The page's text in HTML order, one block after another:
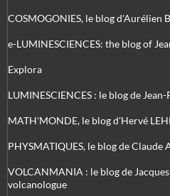
COSMOGONIES, le blog d'Aurélien
e-LUMINESCIENCES: the blog of
Explora
LUMINESCIENCES : le blog de
MATH'MONDE, le blog d'Hervé
PHYSMATIQUES, le blog de
VOLCANMANIA : le blog de
volcanologue